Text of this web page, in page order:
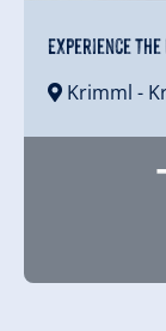
Experience
Krimml -